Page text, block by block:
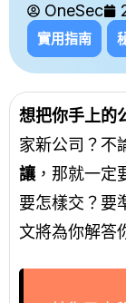
OneSec
實用指南
想把你手上的
家新公司？不
讓 ，那就一
要怎樣交？要
文將為你解答